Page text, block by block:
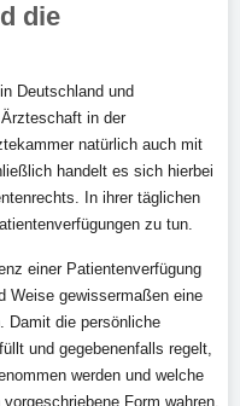
die
Deutschland und
in der
natürlich auch mit
handelt es sich hierbei
In ihrer täglichen
zu tun.
einer Patientenverfügung
Weise gewissermaßen eine
Damit die persönliche
und gegebenenfalls regelt,
werden und welche
Form wahren.